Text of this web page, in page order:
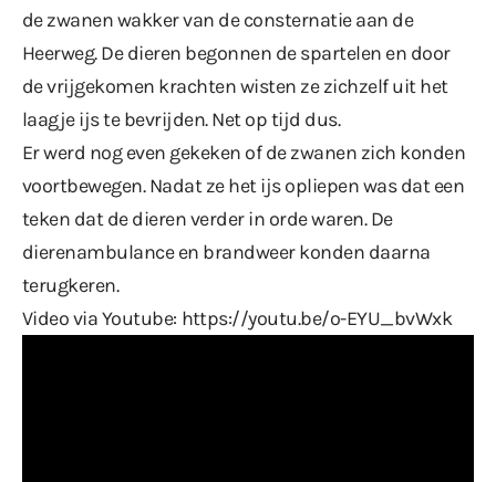
de zwanen wakker van de consternatie aan de
Heerweg. De dieren begonnen de spartelen en door
de vrijgekomen krachten wisten ze zichzelf uit het
laagje ijs te bevrijden. Net op tijd dus.
Er werd nog even gekeken of de zwanen zich konden
voortbewegen. Nadat ze het ijs opliepen was dat een
teken dat de dieren verder in orde waren. De
dierenambulance en brandweer konden daarna
terugkeren.
Video via Youtube: https://youtu.be/o-EYU_bvWxk